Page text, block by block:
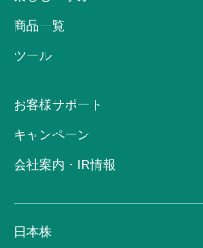
商品一覧
ツール
お客様サポート
キャンペーン
会社案内・IR情報
日本株